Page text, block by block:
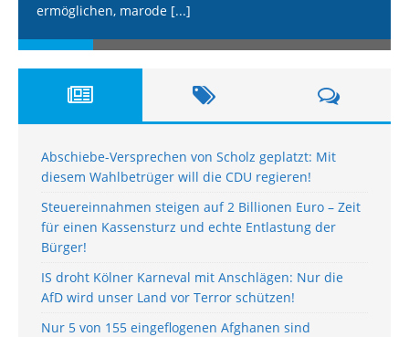
ermöglichen, marode [...]
Abschiebe-Versprechen von Scholz geplatzt: Mit
diesem Wahlbetrüger will die CDU regieren!
Steuereinnahmen steigen auf 2 Billionen Euro – Zeit
für einen Kassensturz und echte Entlastung der
Bürger!
IS droht Kölner Karneval mit Anschlägen: Nur die
AfD wird unser Land vor Terror schützen!
Nur 5 von 155 eingeflogenen Afghanen sind